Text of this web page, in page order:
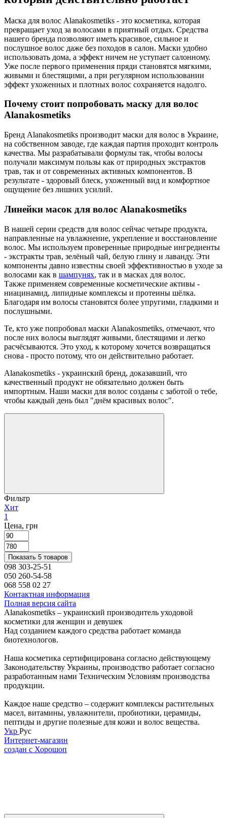
Маска для волос Alanakosmetiks - это косметика, которая
превращает уход за волосами в приятный отдых. Средства
нашего бренда позволяют иметь красивое, сильное и
послушное волос даже без походов в салон. Маски удобно
использовать дома, а эффект ничем не уступает салонному.
Уже после первого применения пряди становятся мягкими,
живыми и блестящими, а при регулярном использовании
эффект ухоженных и плотных волос сохраняется надолго.
Почему стоит попробовать маску для волос
Alanakosmetiks
Бренд Alanakosmetiks производит маски для волос в Украине,
на собственном заводе, где каждая партия проходит контроль
качества. Мы разрабатывали формулы так, чтобы волосы
получали максимум пользы как от природных экстрактов
трав, так и от современных активных компонентов. В
результате - здоровый блеск, ухоженный вид и комфортное
ощущение без лишних усилий.
Линейки масок для волос Alanakosmetiks
В нашей серии средств для волос сейчас четыре продукта,
направленные на увлажнение, укрепление и восстановление
волос. Мы используем проверенные природные ингредиенты
- экстракты трав, зелёный чай, белую глину и лаванду. Эти
компоненты давно известны своей эффективностью в уходе за
волосами как в шампунях, так и в масках для волос.
Также применяем современные косметические активы -
ниацинамид, липидные комплексы и протеины шёлка.
Благодаря им волосы становятся более упругими, гладкими и
послушными.
Те, кто уже попробовал маски Alanakosmetiks, отмечают, что
после них волосы выглядят живыми, блестящими и легко
расчёсываются. Это уход, к которому хочется возвращаться
снова - просто потому, что он действительно работает.
Alanakosmetiks - украинский бренд, доказавший, что
качественный продукт не обязательно должен быть
импортным. Наши маски для волос созданы с заботой о тебе,
чтобы каждый день был "днём красивых волос".
Фильтр
Хит
1
Цена, грн
Показать 5 товаров
098 303-25-51
050 260-54-58
068 558 02 27
Контактная информация
Полная версия сайта
Alanakosmetiks – украинский производитель уходовой
косметики для женщин и девушек
Над созданием каждого средства работает команда
биотехнологов.
Наша косметика сертифицирована согласно действующему
Законодательству Украины, производство работает согласно
разработанным нами Техническим Условиям производства
продукции.
Каждое наше средство – содержит комплексы растительных
масел, витамины, увлажнители, пробиотики, церамиды,
пептиды и другие полезные для кожи и волос вещества.
Укр Рус
Интернет-магазин
создан с Хорошоп